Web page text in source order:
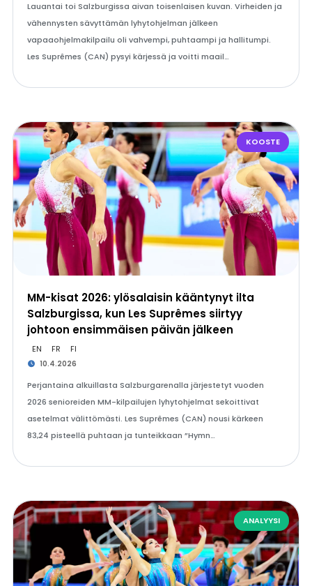
Lauantai toi Salzburgissa aivan toisenlaisen kuvan. Virheiden ja
vähennysten sävyttämän lyhytohjelman jälkeen
vapaaohjelmakilpailu oli vahvempi, puhtaampi ja hallitumpi.
Les Suprêmes (CAN) pysyi kärjessä ja voitti maail…
KOOSTE
MM-kisat 2026: ylösalaisin kääntynyt ilta
Salzburgissa, kun Les Suprêmes siirtyy
johtoon ensimmäisen päivän jälkeen
EN FR FI
10.4.2026
Perjantaina alkuillasta Salzburgarenalla järjestetyt vuoden
2026 senioreiden MM-kilpailujen lyhytohjelmat sekoittivat
asetelmat välittömästi. Les Suprêmes (CAN) nousi kärkeen
83,24 pisteellä puhtaan ja tunteikkaan ”Hymn…
ANALYYSI